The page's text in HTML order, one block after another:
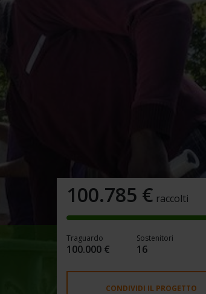
100.785 € raccolti
Traguardo
100.000 €
Sostenitori
16
CONDIVIDI IL PROGETTO